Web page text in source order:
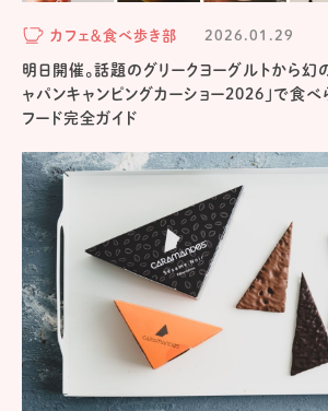
カフェ＆食べ歩き部 2026.01.29
明日開催。話題のグリークヨーグルトから幻
ャパンキャンピングカーショー2026」で食べ
フード完全ガイド